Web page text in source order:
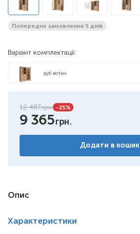
Попереднє замовлення 5 днів
Варіант комплектації:
дуб вотан
12 487 -25%
9 365
Додати в кошик
Опис
Характеристики